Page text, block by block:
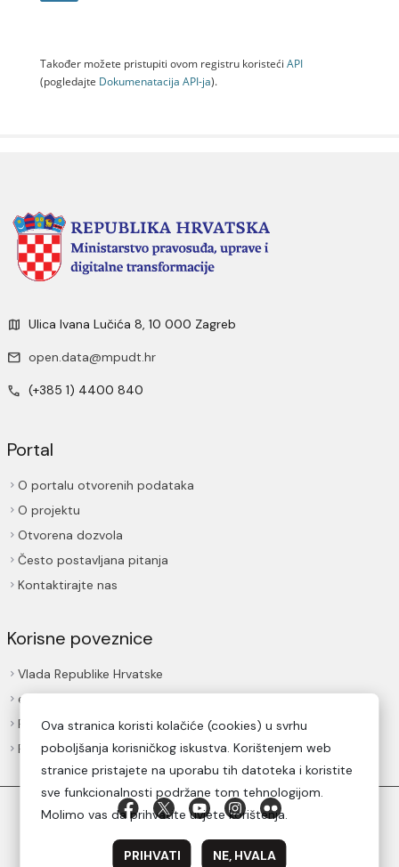
Također možete pristupiti ovom registru koristeći API
(pogledajte Dokumenаtаcijа API-jа).